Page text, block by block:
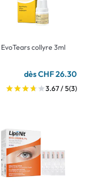
EvoTears collyre 3ml
dès CHF 26.30
3.67 / 5(3)